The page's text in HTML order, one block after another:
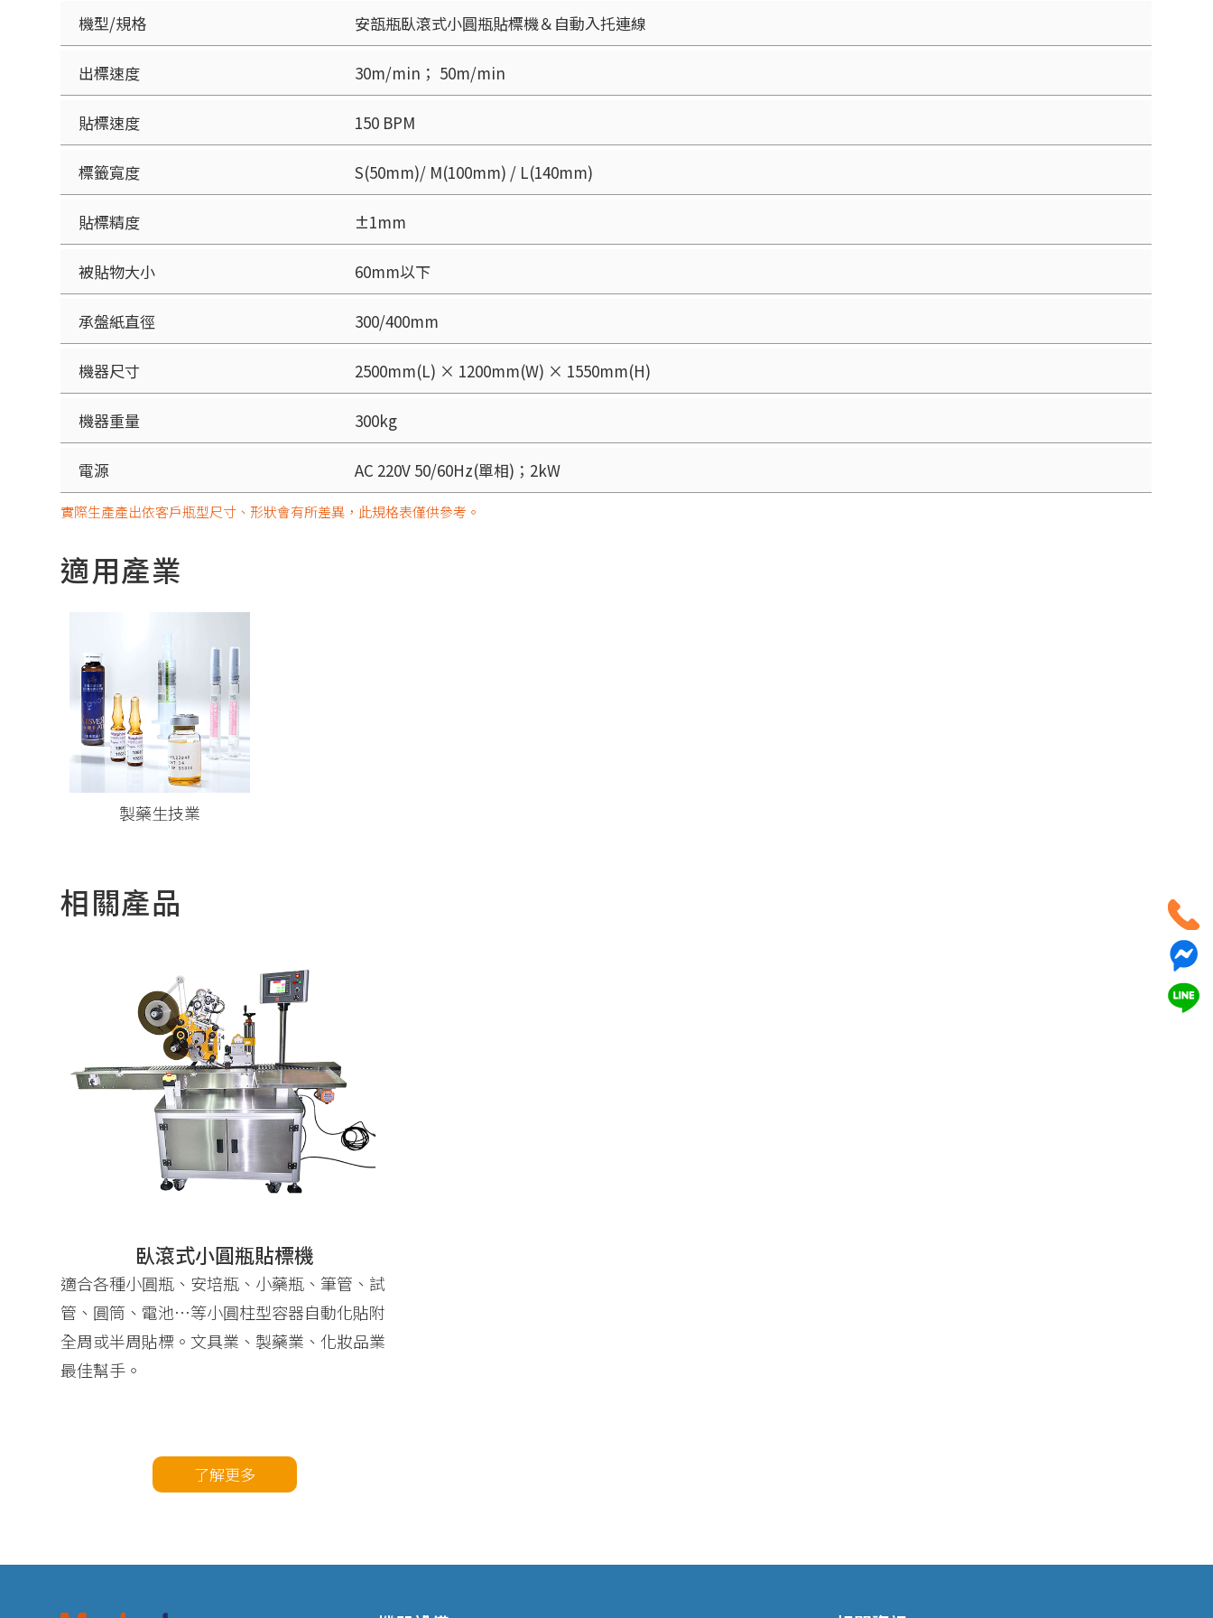
機型/規格 安瓿瓶臥滾式小圓瓶貼標機＆自動入托連線
出標速度 30m/min； 50m/min
貼標速度 150 BPM
標籤寬度 S(50mm)/ M(100mm) / L(140mm)
貼標精度 ±1mm
被貼物大小 60mm以下
承盤紙直徑 300/400mm
機器尺寸 2500mm(L) × 1200mm(W) × 1550mm(H)
機器重量 300kg
電源 AC 220V 50/60Hz(單相)；2kW
實際生產產出依客戶瓶型尺寸、形狀會有所差異，此規格表僅供參考。
適用產業
製藥生技業
相關產品
臥滾式小圓瓶貼標機
適合各種小圓瓶、安培瓶、小藥瓶、筆管、試
管、圓筒、電池…等小圓柱型容器自動化貼附
全周或半周貼標。文具業、製藥業、化妝品業
最佳幫手。
了解更多